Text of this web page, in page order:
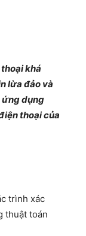
khá
lừa đảo và
ứng dụng
thoại của
trình xác
thuật toán